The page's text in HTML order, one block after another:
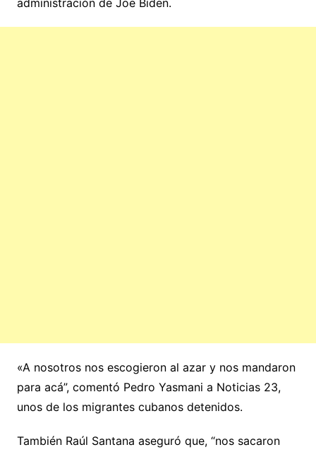
«A nosotros nos escogieron al azar y nos mandaron
para acá”, comentó Pedro Yasmani a Noticias 23,
unos de los migrantes cubanos detenidos.
También Raúl Santana aseguró que, “nos sacaron